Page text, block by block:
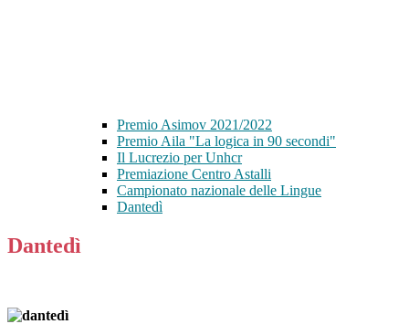
Premio Asimov 2021/2022
Premio Aila "La logica in 90 secondi"
Il Lucrezio per Unhcr
Premiazione Centro Astalli
Campionato nazionale delle Lingue
Dantedì
Dantedì